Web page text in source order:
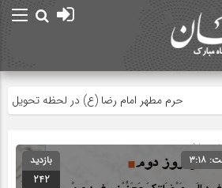
حرم مطهر امام رضا (ع) در لحظه تحویل سال
نشده
بازدید
242